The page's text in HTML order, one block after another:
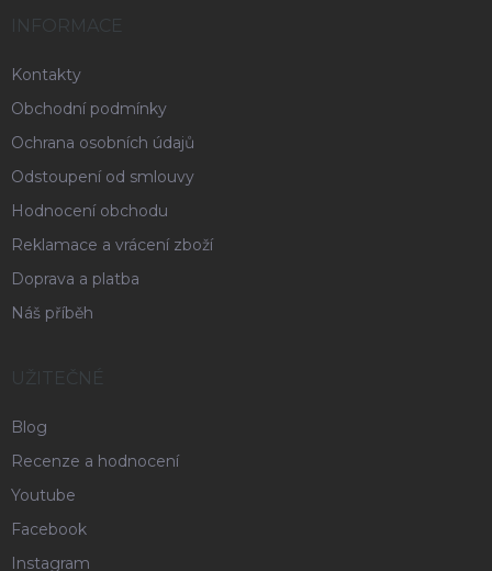
INFORMACE
Kontakty
Obchodní podmínky
Ochrana osobních údajů
Odstoupení od smlouvy
Hodnocení obchodu
Reklamace a vrácení zboží
Doprava a platba
Náš příběh
UŽITEČNÉ
Blog
Recenze a hodnocení
Youtube
Facebook
Instagram